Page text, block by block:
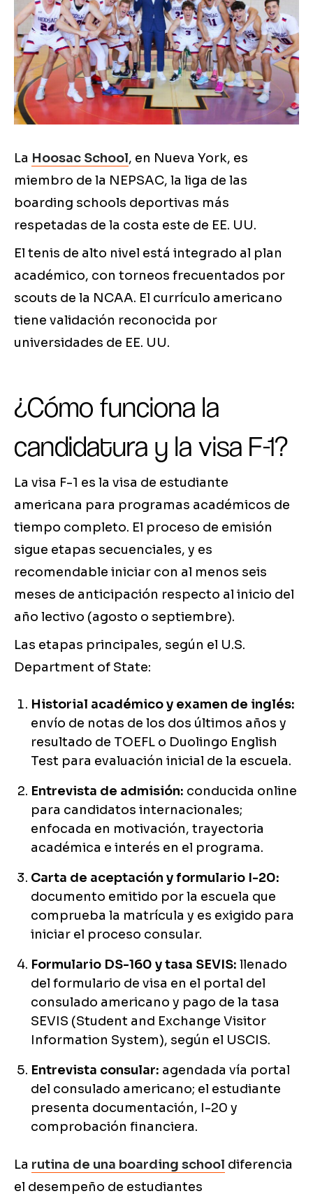
La Hoosac School, en Nueva York, es
miembro de la NEPSAC, la liga de las
boarding schools deportivas más
respetadas de la costa este de EE. UU.
El tenis de alto nivel está integrado al plan
académico, con torneos frecuentados por
scouts de la NCAA. El currículo americano
tiene validación reconocida por
universidades de EE. UU.
¿Cómo funciona la
candidatura y la visa F-1?
La visa F-1 es la visa de estudiante
americana para programas académicos de
tiempo completo. El proceso de emisión
sigue etapas secuenciales, y es
recomendable iniciar con al menos seis
meses de anticipación respecto al inicio del
año lectivo (agosto o septiembre).
Las etapas principales, según el U.S.
Department of State:
Historial académico y examen de inglés:
envío de notas de los dos últimos años y
resultado de TOEFL o Duolingo English
Test para evaluación inicial de la escuela.
Entrevista de admisión: conducida online
para candidatos internacionales;
enfocada en motivación, trayectoria
académica e interés en el programa.
Carta de aceptación y formulario I-20:
documento emitido por la escuela que
comprueba la matrícula y es exigido para
iniciar el proceso consular.
Formulario DS-160 y tasa SEVIS: llenado
del formulario de visa en el portal del
consulado americano y pago de la tasa
SEVIS (Student and Exchange Visitor
Information System), según el USCIS.
Entrevista consular: agendada vía portal
del consulado americano; el estudiante
presenta documentación, I-20 y
comprobación financiera.
La rutina de una boarding school diferencia
el desempeño de estudiantes